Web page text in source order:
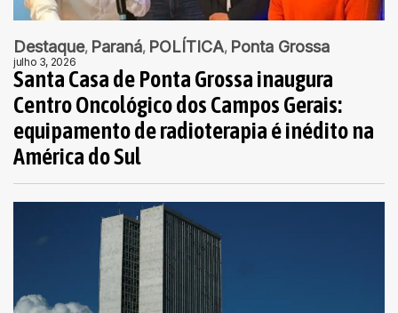
Destaque Paraná POLÍTICA Ponta Grossa
julho 3, 2026
Santa Casa de Ponta Grossa inaugura
Centro Oncológico dos Campos Gerais:
equipamento de radioterapia é inédito na
América do Sul